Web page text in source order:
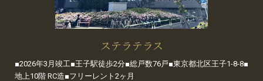
ステラテラス
■2026年3月竣工■王子駅徒歩2分■総戸数76戸■東京都北区王子1-8-8■
地上10階 RC造■フリーレント2ヶ月